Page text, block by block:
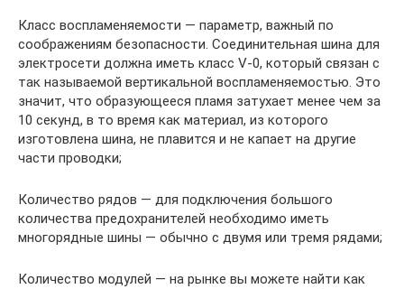
Класс воспламеняемости — параметр, важный по
соображениям безопасности. Соединительная шина для
электросети должна иметь класс V-0, который связан с
так называемой вертикальной воспламеняемостью. Это
значит, что образующееся пламя затухает менее чем за
10 секунд, в то время как материал, из которого
изготовлена шина, не плавится и не капает на другие
части проводки;
Количество рядов — для подключения большого
количества предохранителей необходимо иметь
многорядные шины — обычно с двумя или тремя рядами;
Количество модулей — на рынке вы можете найти как